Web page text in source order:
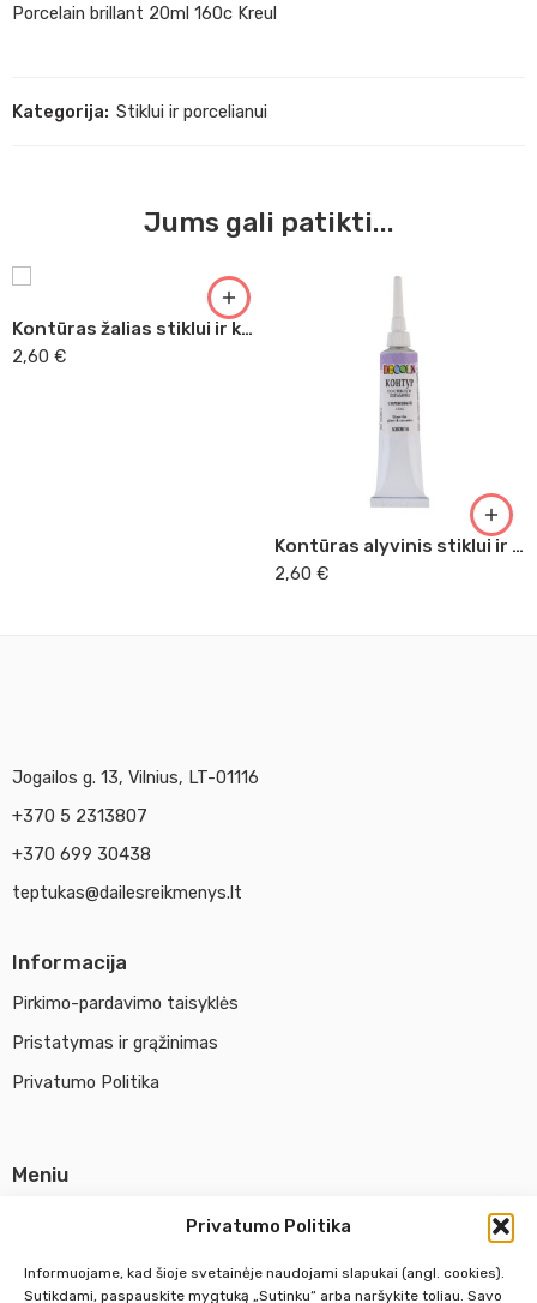
Privatumo Politika
Informuojame, kad šioje svetainėje naudojami slapukai (angl. cookies).
Sutikdami, paspauskite mygtuką „Sutinku“ arba naršykite toliau. Savo
Porcelain brillant 20ml 160c Kreul
Kategorija: Stiklui ir porcelianui
Jums gali patikti...
Kontūras žalias stiklui ir keramikai
2,60 €
Kontūras alyvinis stiklui ir keramikai
2,60 €
Jogailos g. 13, Vilnius, LT-01116
+370 5 2313807
+370 699 30438
teptukas@dailesreikmenys.lt
Informacija
Pirkimo-pardavimo taisyklės
Pristatymas ir grąžinimas
Privatumo Politika
Meniu
Susisiekti su mumis